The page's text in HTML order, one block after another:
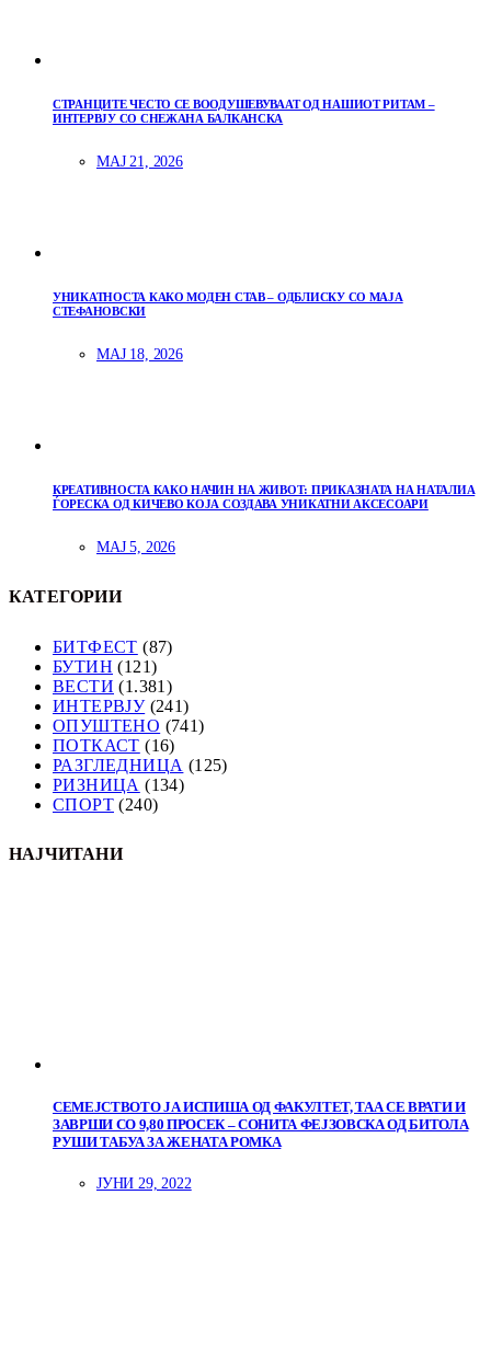
СТРАНЦИТЕ ЧЕСТО СЕ ВООДУШЕВУВААТ ОД НАШИОТ РИТАМ –
ИНТЕРВЈУ СО СНЕЖАНА БАЛКАНСКА
МАЈ 21, 2026
УНИКАТНОСТА КАКО МОДЕН СТАВ – ОДБЛИСКУ СО МАЈА
СТЕФАНОВСКИ
МАЈ 18, 2026
КРЕАТИВНОСТА КАКО НАЧИН НА ЖИВОТ: ПРИКАЗНАТА НА НАТАЛИА
ЃОРЕСКА ОД КИЧЕВО КОЈА СОЗДАВА УНИКАТНИ АКСЕСОАРИ
МАЈ 5, 2026
КАТЕГОРИИ
БИТФЕСТ (87)
БУТИН (121)
ВЕСТИ (1.381)
ИНТЕРВЈУ(241)
ОПУШТЕНО (741)
ПОТКАСТ (16)
РАЗГЛЕДНИЦА (125)
РИЗНИЦА (134)
СПОРТ (240)
НАЈЧИТАНИ
СЕМЕЈСТВОТО ЈА ИСПИША ОД ФАКУЛТЕТ, ТАА СЕ ВРАТИ И
ЗАВРШИ СО 9,80 ПРОСЕК – СОНИТА ФЕЈЗОВСКА ОД БИТОЛА
РУШИ ТАБУА ЗА ЖЕНАТА РОМКА
ЈУНИ 29, 2022